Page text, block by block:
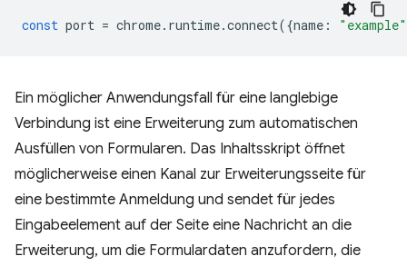
const port = chrome. runtime.connect({name : "example"
Ein möglicher Anwendungsfall für eine langlebige
Verbindung ist eine Erweiterung zum automatischen
Ausfüllen von Formularen. Das Inhaltsskript öffnet
möglicherweise einen Kanal zur Erweiterungsseite für
eine bestimmte Anmeldung und sendet für jedes
Eingabeelement auf der Seite eine Nachricht an die
Erweiterung, um die Formulardaten anzufordern, die